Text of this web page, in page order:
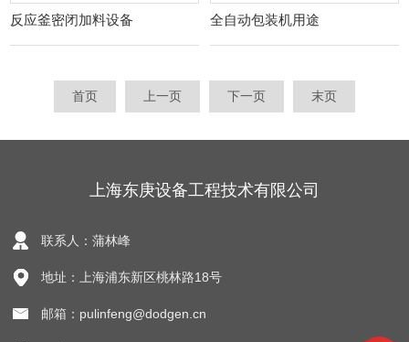
反应釜密闭加料设备 全自动包装机用途
首页 上一页 下一页 末页
上海东庚设备工程技术有限公司
联系人：蒲林峰
地址：上海浦东新区桃林路18号
邮箱：pulinfeng@dodgen.cn